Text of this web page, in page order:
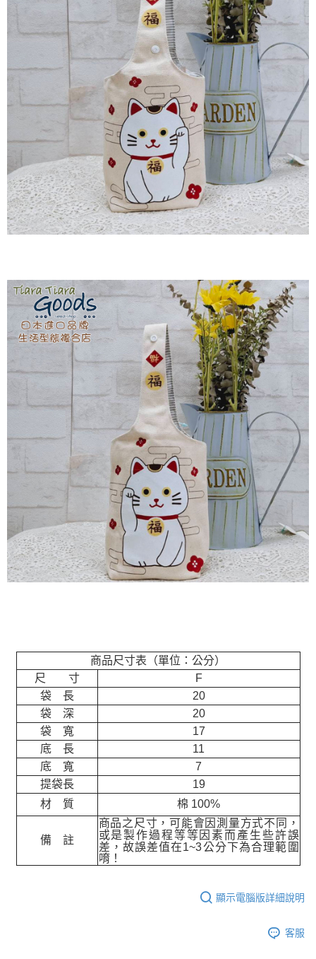
後付繳納相關費用。
※ 交易是否成功請以「AFTEE先享後付 」之結帳頁面顯示為準，若有關於
是否繳費成功／繳費後需取消欲退款等相關疑問，請聯繫「AFTEE先享後付
客戶支援中心」
https://netprotections.freshdesk.com/support/home
１．透過由恩沛科技股份有限公司提供之「AFTEE先享後付」服務完成之交
易，需依本服務之必要範圍內提供個人資料，並將交易相關給付款項請求債
權轉讓予恩沛科技股份有限公司。
２．關於個人資料處理事宜，請瀏覽以下網址：
https://aftee.tw/terms/#terms3
３．未成年的使用者請事先徵得法定代理人或監護人之同意方可使用
「AFTEE先享後付」，若未經同意申辦者引起之損失，本公司不負相關責
任。
４．使用「AFTEE先享後付」時，將依據個別帳號之用戶狀況，依本公司即
時審查核予不同之上限額度；若仍有額度不足之情形，本公司將視審查結果
請求用戶進行身份認證。
５．嚴禁一人註冊多個帳號或使用他人資訊註冊。若發現惡意使用之情形，
付款後7-11取貨
每筆NT$60，滿NT$2,000(含以上)免運費
黑貓宅急便(包裹尺寸60cm以下)
每筆NT$100，滿NT$2,000(含以上)免運費
黑貓宅急便(包裹尺寸90cm以下)
每筆NT$140，滿NT$2,000(含以上)免運費
商品尺寸表（單位：公分）
尺 寸
F
袋 長
20
袋 深
20
袋 寬
17
底 長
11
底 寬
7
提袋長
19
材 質
棉 100%
備 註
商品之尺寸，可能會因測量方式不同，
或是製作過程等等因素而產生些許誤
差，故誤差值在1~3公分下為合理範圍
唷！
顯示電腦版詳細說明
客服